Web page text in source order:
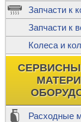
Запчасти к
Запчасти к
Колеса и
Расходные